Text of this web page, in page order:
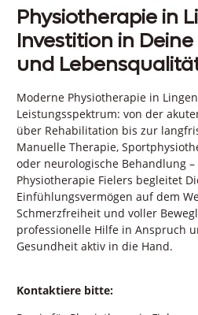
Physiotherapie in
Investition in
und
Moderne Physiotherapie in
Leistungsspektrum: von der
über Rehabilitation bis zur
Manuelle Therapie,
oder neurologische Behandlung
Physiotherapie Fielers begleitet
Einfühlungsvermögen auf dem
Schmerzfreiheit und voller
professionelle Hilfe in Anspruch
Gesundheit aktiv in die Hand.
Kontaktiere bitte: